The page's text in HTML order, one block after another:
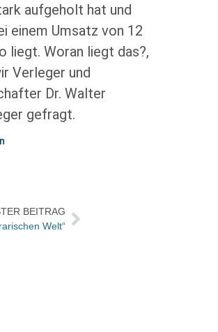
aufgeholt hat und
einem Umsatz von 12
liegt. Woran liegt das?,
Verleger und
Dr. Walter
gefragt.
BEITRAG
Welt“